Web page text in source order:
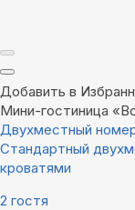
Добавить в
Мини-гостиница
Двухместный
Стандартный
кроватями
2 гостя